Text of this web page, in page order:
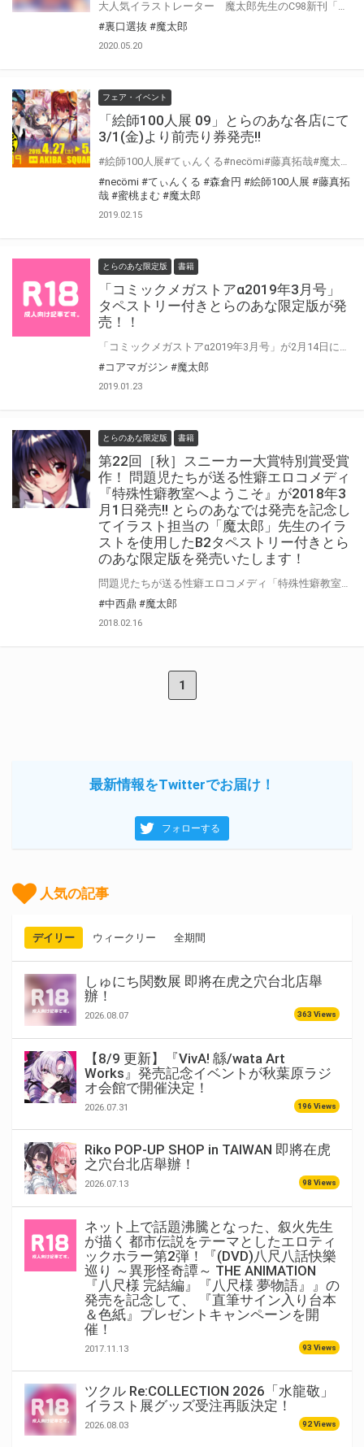
#裏口選抜 #魔太郎
2020.05.20
フェア・イベント
「絵師100人展 09」とらのあな各店にて
3/1(金)より前売り券発売!!
#necömi #てぃんくる #森倉円 #絵師100人展 #藤真拓
哉 #蜜桃まむ #魔太郎
2019.02.15
とらのあな限定版 書籍
「コミックメガストアα2019年3月号」
タペストリー付きとらのあな限定版が発
売！！
#コアマガジン #魔太郎
2019.01.23
とらのあな限定版 書籍
第22回［秋］スニーカー大賞特別賞受賞
作！ 問題児たちが送る性癖エロコメディ
『特殊性癖教室へようこそ』が2018年3
月1日発売!! とらのあなでは発売を記念し
てイラスト担当の「魔太郎」先生のイラ
ストを使用したB2タペストリー付きとら
のあな限定版を発売いたします！
#中西鼎 #魔太郎
2018.02.16
1
最新情報をTwitterでお届け！
フォローする
人気の記事
デイリー ウィークリー 全期間
しゅにち関数展 即將在虎之穴台北店舉
辦！
2026.08.07 363 Views
【8/9 更新】『VivA! 緜/wata Art
Works』発売記念イベントが秋葉原ラジ
オ会館で開催決定！
2026.07.31 196 Views
Riko POP-UP SHOP in TAIWAN 即將在虎
之穴台北店舉辦！
2026.07.13 98 Views
ネット上で話題沸騰となった、叙火先生
が描く 都市伝説をテーマとしたエロティ
ックホラー第2弾！『(DVD)八尺八話快樂
巡り ～異形怪奇譚～ THE ANIMATION
『八尺様 完結編』『八尺様 夢物語』』の
発売を記念して、 『直筆サイン入り台本
＆色紙』プレゼントキャンペーンを開
催！
2017.11.13 93 Views
ツクル Re:COLLECTION 2026「水龍敬」
イラスト展グッズ受注再販決定！
2026.08.03 92 Views